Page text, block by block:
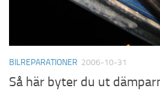
BILREPARATIONER 2006-10-31
Så här byter du ut